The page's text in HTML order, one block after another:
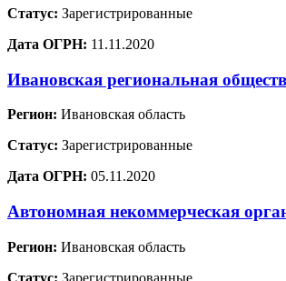
Статус: Зарегистрированные
Дата ОГРН: 11.11.2020
Ивановская региональная
Регион: Ивановская область
Статус: Зарегистрированные
Дата ОГРН: 05.11.2020
Автономная некоммерческая
Регион: Ивановская область
Статус: Зарегистрированные